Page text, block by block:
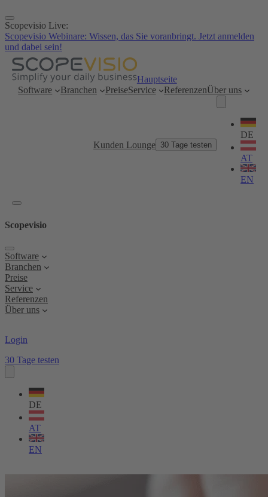
Zum
Inhalt
springen
Scopevisio Live:
Scopevisio Webinare: Wissen, das Sie voranbringt. Jetzt anmelden
und dabei sein!
Hauptseite
Software
Branchen PreiseService ReferenzenÜber uns
Kunden Lounge 30 Tage testen
Sprache
wählen
DE
AT
EN
Scopevisio
Software
Branchen
Preise
Service
Referenzen
Über uns
Login
30 Tage testen
Sprache
wählen
DE
AT
EN